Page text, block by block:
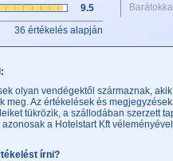
Barátokkal
9.5
36 értékelés alapján
olyan vendégektől származnak,
meg. Az értékelések és
tükrözik, a szállodában szerzett
a Hotelstart Kft
írni?